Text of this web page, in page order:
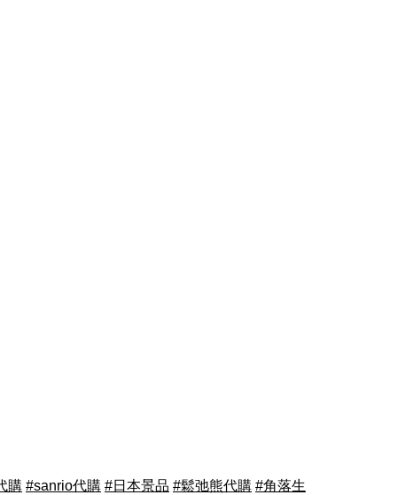
購 #sanrio代購 #日本景品 #鬆弛熊代購 #角落生